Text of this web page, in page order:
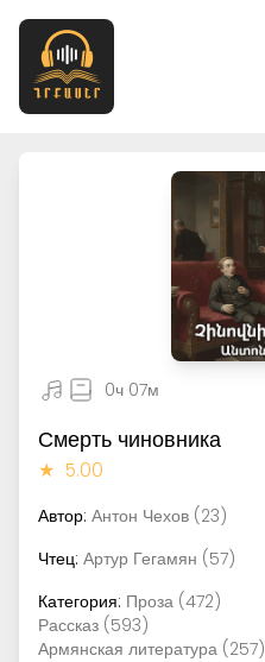
0ч 07м
Смерть чиновника
★ 5.00
Автор: Антон Чехов (23)
Чтец: Артур Гегамян (57)
Категория: Проза (472)
Рассказ (593)
Армянская литература (257)